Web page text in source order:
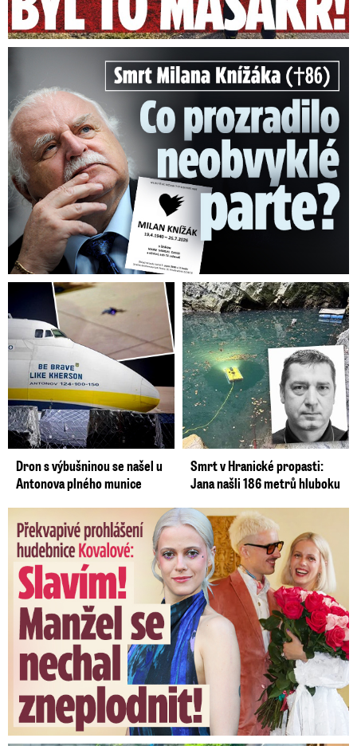
Smrt Milana Knížáka (†86): Co prozradilo neobvyklé parte?
Dron s výbušninou se našel u
Antonova plného munice
Smrt v Hranické propasti:
Jana našli 186 metrů hluboku
Překvapivé prohlášení hudebnice Kovalové: Slavím! Manžel se ...